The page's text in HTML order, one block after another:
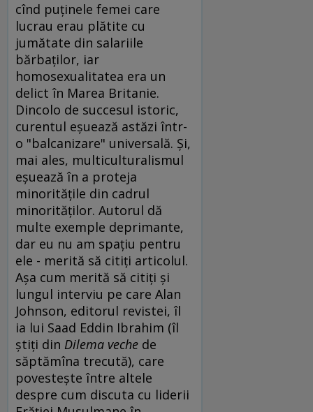
cînd puţinele femei care
lucrau erau plătite cu
jumătate din salariile
bărbaţilor, iar
homosexualitatea era un
delict în Marea Britanie.
Dincolo de succesul istoric,
curentul eşuează astăzi într-
o "balcanizare" universală. Şi,
mai ales, multiculturalismul
eşuează în a proteja
minorităţile din cadrul
minorităţilor. Autorul dă
multe exemple deprimante,
dar eu nu am spaţiu pentru
ele - merită să citiţi articolul.
Aşa cum merită să citiţi şi
lungul interviu pe care Alan
Johnson, editorul revistei, îl
ia lui Saad Eddin Ibrahim (îl
ştiţi din Dilema veche de
săptămîna trecută), care
povesteşte între altele
despre cum discuta cu liderii